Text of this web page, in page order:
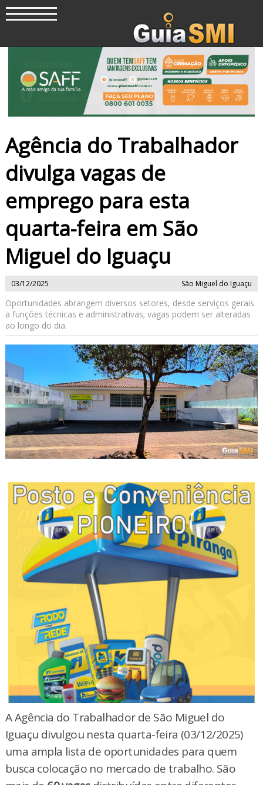
Agência do Trabalhador
divulga vagas de
emprego para esta
quarta-feira em São
Miguel do Iguaçu
03/12/2025 São Miguel do Iguaçu
Oportunidades abrangem diversos setores, desde serviços gerais
a funções técnicas e administrativas; vagas podem ser alteradas
ao longo do dia.
A Agência do Trabalhador de São Miguel do
Iguaçu divulgou nesta quarta-feira (03/12/2025)
uma ampla lista de oportunidades para quem
busca colocação no mercado de trabalho. São